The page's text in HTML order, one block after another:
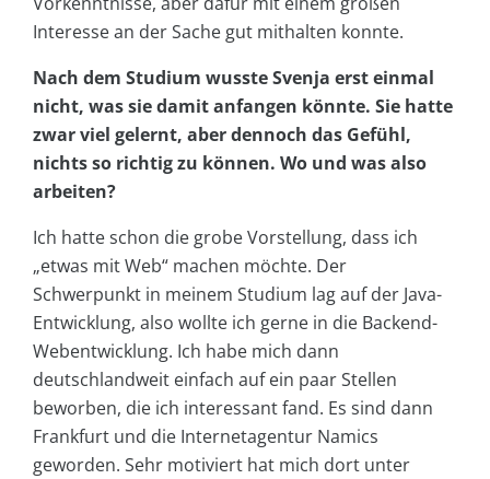
Interesse an der Sache gut mithalten konnte.
Nach dem Studium wusste Svenja erst einmal
nicht, was sie damit anfangen könnte. Sie hatte
zwar viel gelernt, aber dennoch das Gefühl,
nichts so richtig zu können. Wo und was also
arbeiten?
Ich hatte schon die grobe Vorstellung, dass ich
„etwas mit Web“ machen möchte. Der
Schwerpunkt in meinem Studium lag auf der Java-
Entwicklung, also wollte ich gerne in die Backend-
Webentwicklung. Ich habe mich dann
deutschlandweit einfach auf ein paar Stellen
beworben, die ich interessant fand. Es sind dann
Frankfurt und die Internetagentur Namics
geworden. Sehr motiviert hat mich dort unter